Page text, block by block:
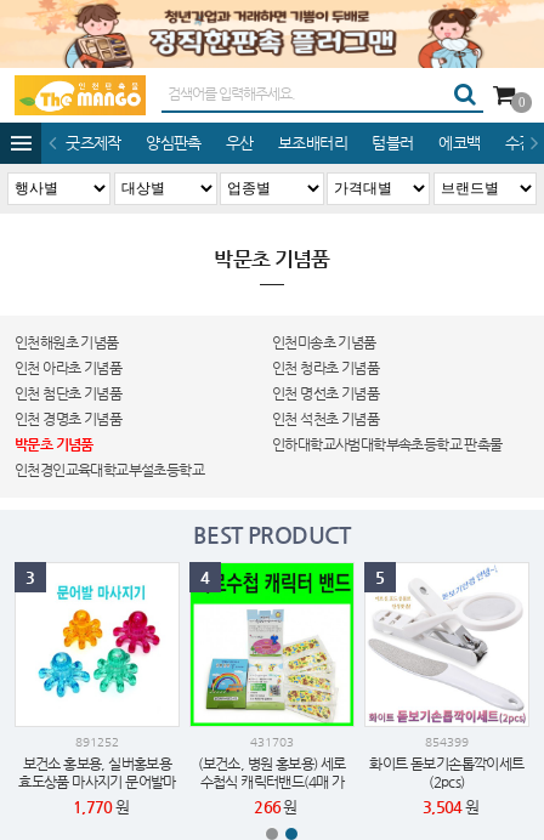
0
굿즈제작 양심판촉 우산 보조배터리 텀블러 에코백 수건/
박문초 기념품
인천해원초 기념품
인천미송초 기념품
인천 아라초 기념품
인천 청라초 기념품
인천 첨단초 기념품
인천 명선초 기념품
인천 경명초 기념품
인천 석천초 기념품
박문초 기념품
인하대학교사범대학부속초등학교 판촉물
인천경인교육대학교부설초등학교
BEST PRODUCT
891252
보건소 홍보용, 실버홍보용
효도상품 마사지기 문어발마
사지기
1,770원
3
431703
(보건소, 병원 홍보용) 세로
수첩식 캐릭터밴드(4매 가
격)(4매,6매,8매,10매)
266원
4
854399
화이트 돋보기손톱깍이세트
(2pcs)
3,504원
5